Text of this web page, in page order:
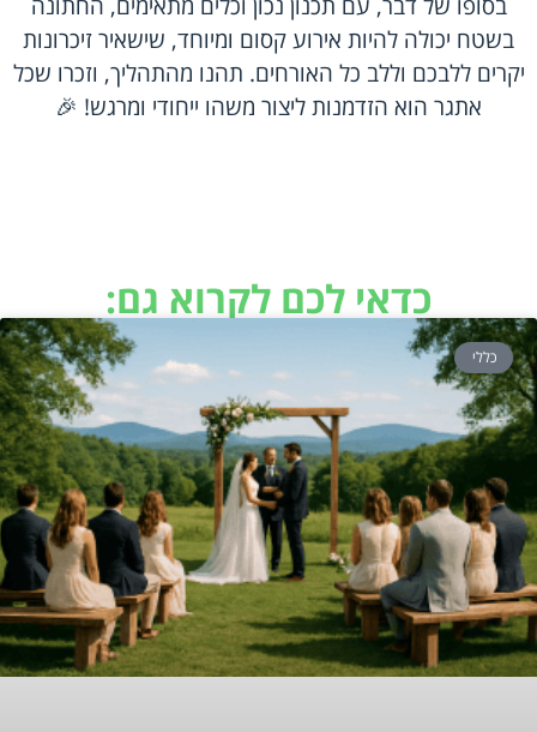
בסופו של דבר, עם תכנון נכון וכלים מתאימים, החתונה
בשטח יכולה להיות אירוע קסום ומיוחד, שישאיר זיכרונות
יקרים ללבכם וללב כל האורחים. תהנו מהתהליך, וזכרו שכל
אתגר הוא הזדמנות ליצור משהו ייחודי ומרגש! 🎉
כדאי לכם לקרוא גם:
כללי